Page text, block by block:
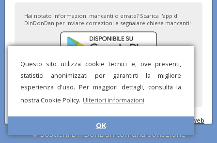
Questo sito utilizza cookie tecnici e, ove presenti,
statistici anonimizzati per garantirti la migliore
esperienza d'uso. Per maggiori dettagli, consulta la
nostra Cookie Policy. Ulteriori informazioni
OK
Hai notato informazioni mancanti o errate? Scarica l'app di
DinDonDan per inviare correzioni e segnalare chiese mancanti!
Inserisci sul tuo sito web
Sostieni DinDonDan con una donazione